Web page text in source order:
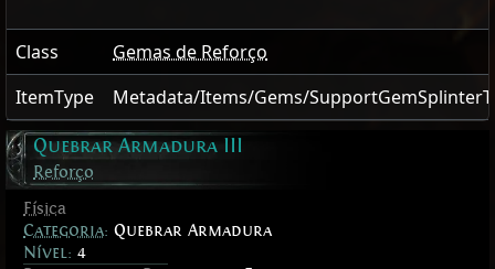
Class
Gemas de Reforço
ItemType
Metadata/Items/Gems/
Quebrar Armadura III
Reforço
Física
Categoria: Quebrar Armadura
Nível: 4